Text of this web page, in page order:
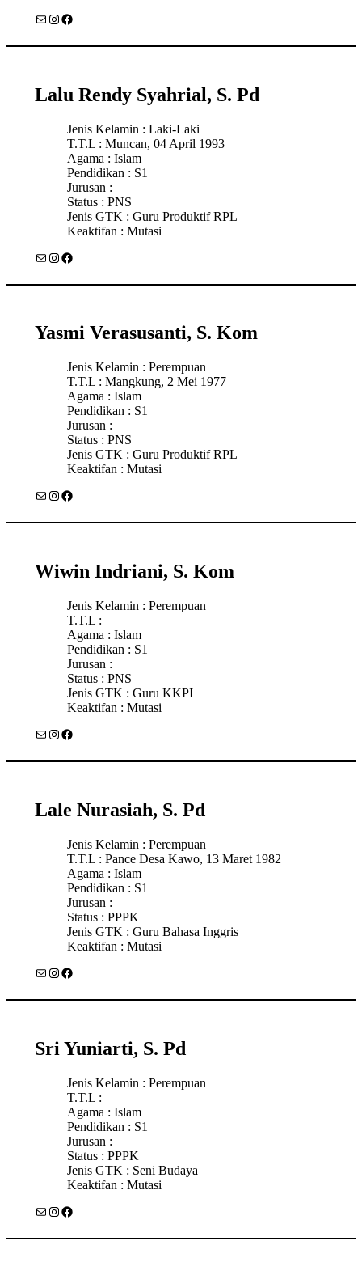
Mail
Instagram Facebook
Lalu Rendy Syahrial, S. Pd
Jenis Kelamin : Laki-Laki
T.T.L : Muncan, 04 April 1993
Agama : Islam
Pendidikan : S1
Jurusan :
Status : PNS
Jenis GTK : Guru Produktif RPL
Keaktifan : Mutasi
Mail
Instagram Facebook
Yasmi Verasusanti, S. Kom
Jenis Kelamin : Perempuan
T.T.L : Mangkung, 2 Mei 1977
Agama : Islam
Pendidikan : S1
Jurusan :
Status : PNS
Jenis GTK : Guru Produktif RPL
Keaktifan : Mutasi
Mail
Instagram Facebook
Wiwin Indriani, S. Kom
Jenis Kelamin : Perempuan
T.T.L :
Agama : Islam
Pendidikan : S1
Jurusan :
Status : PNS
Jenis GTK : Guru KKPI
Keaktifan : Mutasi
Mail
Instagram Facebook
Lale Nurasiah, S. Pd
Jenis Kelamin : Perempuan
T.T.L : Pance Desa Kawo, 13 Maret 1982
Agama : Islam
Pendidikan : S1
Jurusan :
Status : PPPK
Jenis GTK : Guru Bahasa Inggris
Keaktifan : Mutasi
Mail
Instagram Facebook
Sri Yuniarti, S. Pd
Jenis Kelamin : Perempuan
T.T.L :
Agama : Islam
Pendidikan : S1
Jurusan :
Status : PPPK
Jenis GTK : Seni Budaya
Keaktifan : Mutasi
Mail
Instagram Facebook